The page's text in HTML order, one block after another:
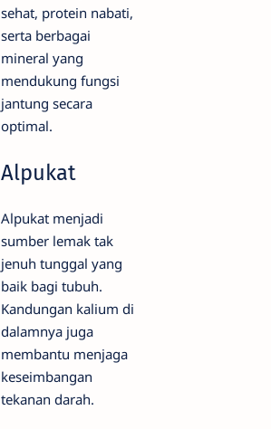
sehat, protein nabati,
serta berbagai
mineral yang
mendukung fungsi
jantung secara
optimal.
Alpukat
Alpukat menjadi
sumber lemak tak
jenuh tunggal yang
baik bagi tubuh.
Kandungan kalium di
dalamnya juga
membantu menjaga
keseimbangan
tekanan darah.